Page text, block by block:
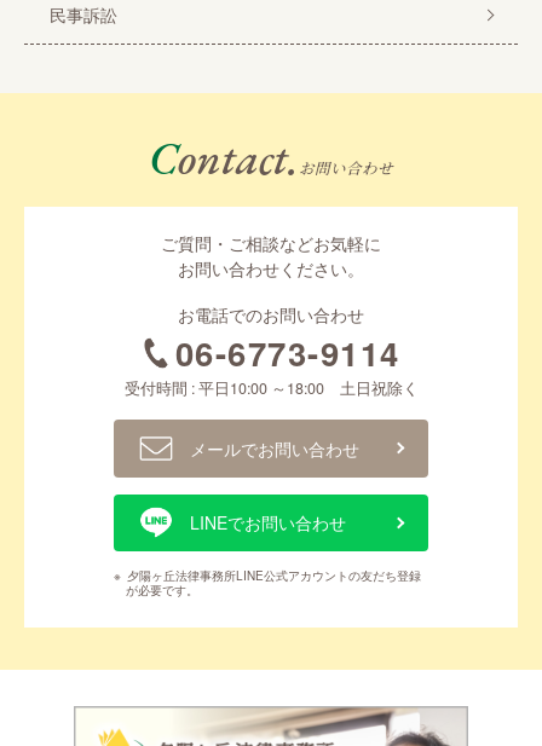
民事訴訟
Contact. お問い合わせ
ご質問・ご相談などお気軽に
お問い合わせください。
お電話でのお問い合わせ
06-6773-9114
受付時間 : 平日10:00 ～18:00 土日祝除く
メールでお問い合わせ
LINEでお問い合わせ
※ 夕陽ヶ丘法律事務所LINE公式アカウントの友だち登録
が必要です。